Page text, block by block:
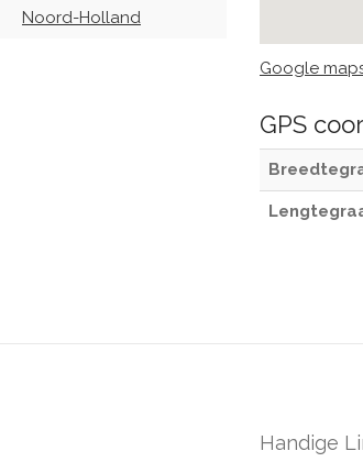
Noord-Holland
Google
GPS
Handige